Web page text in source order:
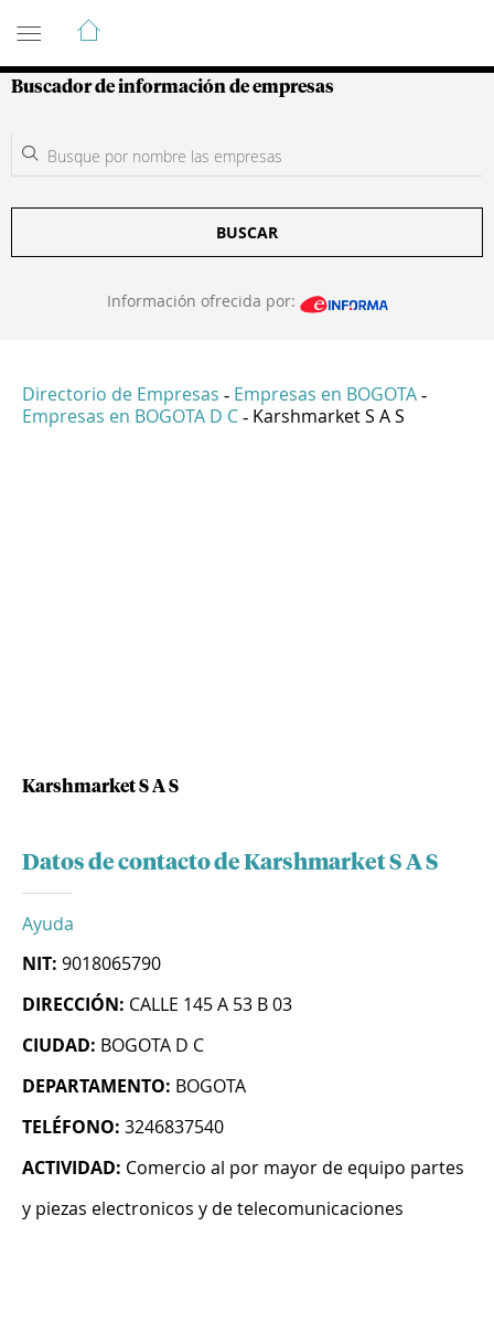
Guía de Empresas Colombianas
Buscador de información de empresas
BUSCAR
Información ofrecida por:
Directorio de Empresas - Empresas en BOGOTA -
Empresas en BOGOTA D C - Karshmarket S A S
Karshmarket S A S
Datos de contacto de Karshmarket S A S
Ayuda
NIT: 9018065790
DIRECCIÓN: CALLE 145 A 53 B 03
CIUDAD: BOGOTA D C
DEPARTAMENTO: BOGOTA
TELÉFONO: 3246837540
ACTIVIDAD: Comercio al por mayor de equipo partes
y piezas electronicos y de telecomunicaciones